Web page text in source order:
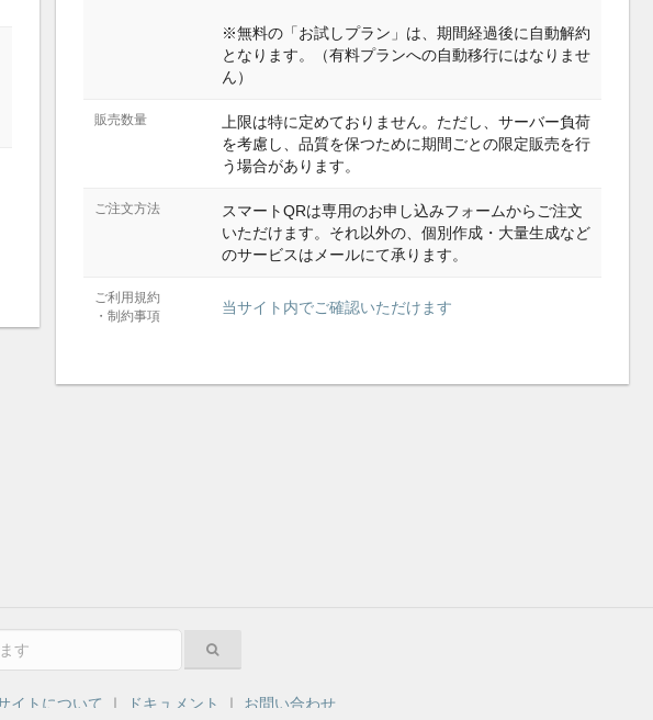
※無料の「お試しプラン」は、期間経過後に自動解約
となります。（有料プランへの自動移行にはなりませ
ん）
販売数量
上限は特に定めておりません。ただし、サーバー負荷
を考慮し、品質を保つために期間ごとの限定販売を行
う場合があります。
ご注文方法
スマートQRは専用のお申し込みフォームからご注文
いただけます。それ以外の、個別作成・大量生成など
のサービスはメールにて承ります。
ご利用規約
・制約事項
当サイト内でご確認いただけます
イトについて ｜ ドキュメント ｜ お問い合わせ